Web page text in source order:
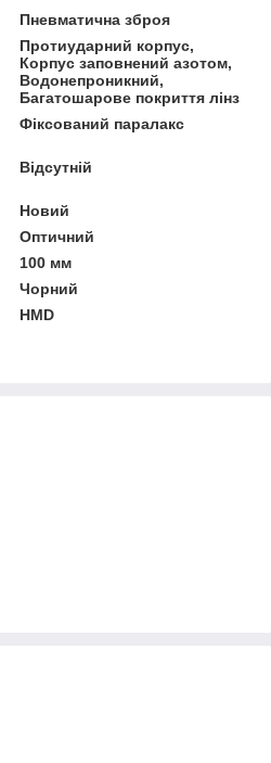
Пневматична зброя
Протиударний корпус,
Корпус заповнений азотом,
Водонепроникний,
Багатошарове покриття лінз
Фіксований паралакс
Відсутній
Новий
Оптичний
100 мм
Чорний
HMD